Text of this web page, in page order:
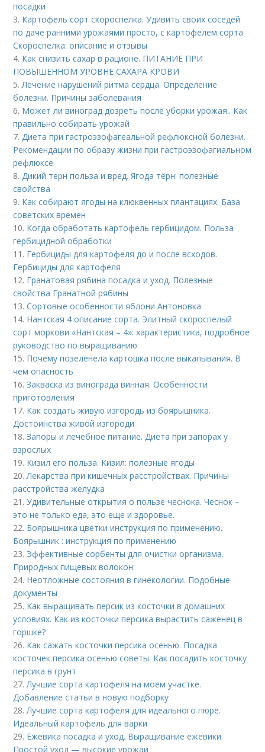
посадки
3. Картофель сорт скороспелка. Удивить своих соседей
по даче ранними урожаями просто, с картофелем сорта
Скороспелка: описание и отзывы
4. Как снизить сахар в рационе. ПИТАНИЕ ПРИ
ПОВЫШЕННОМ УРОВНЕ САХАРА КРОВИ
5.Лечение нарушений ритма сердца. Определение
болезни. Причины заболевания
6. Может ли виноград дозреть после уборки урожая.. Как
правильно собирать урожай
7.Диета при гастроэзофагеальной рефлюксной болезни.
Рекомендации по образу жизни при гастроэзофагиальном
рефлюксе
8.Дикий терн польза и вред. Ягода тёрн: полезные
свойства
9. Как собирают ягоды на клюквенных плантациях. База
советских времен
10. Когда обработать картофель гербицидом. Польза
гербицидной обработки
11. Гербициды для картофеля до и после всходов.
Гербициды для картофеля
12. Гранатовая рябина посадка и уход. Полезные
свойства Гранатной рябины
13.Сортовые особенности яблони Антоновка
14. Нантская 4 описание сорта. Элитный скороспелый
сорт моркови «Нантская – 4»: характеристика, подробное
руководство по выращиванию
15. Почему позеленела картошка после выкапывания. В
чем опасность
16.Закваска из винограда винная. Особенности
приготовления
17. Как создать живую изгородь из боярышника.
Достоинства живой изгороди
18.Запоры и лечебное питание. Диета при запорах у
взрослых
19. Кизил его польза. Кизил: полезные ягоды
20.Лекарства при кишечных расстройствах. Причины
расстройства желудка
21.Удивительные открытия о пользе чеснока. Чеснок –
это не только еда, это еще и здоровье.
22. Боярышника цветки инструкция по применению.
Боярышник : инструкция по применению
23. Эффективные сорбенты для очистки организма.
Природных пищевых волокон:
24. Неотложные состояния в гинекологии. Подобные
документы
25. Как выращивать персик из косточки в домашних
условиях. Как из косточки персика вырастить саженец в
горшке?
26. Как сажать косточки персика осенью. Посадка
косточек персика осенью советы. Как посадить косточку
персика в грунт
27.Лучшие сорта картофеля на моем участке.
Добавление статьи в новую подборку
28.Лучшие сорта картофеля для идеального пюре.
Идеальный картофель для варки
29. Ежевика посадка и уход. Выращивание ежевики.
Простой уход — высокие урожаи